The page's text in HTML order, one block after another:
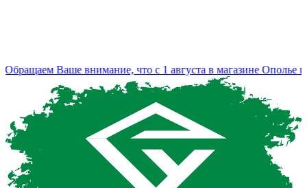
Ваше внимание, что с 1 августа в магазине Ополье